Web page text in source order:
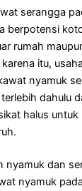
serangga
berpotensi
rumah
itu,
nyamuk
dahulu
halus
nyamuk dan
nyamuk